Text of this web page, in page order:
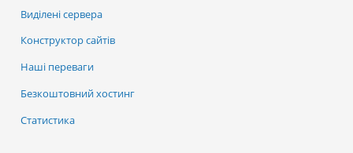
Виділені сервера
Конструктор сайтів
Наші переваги
Безкоштовний хостинг
Статистика